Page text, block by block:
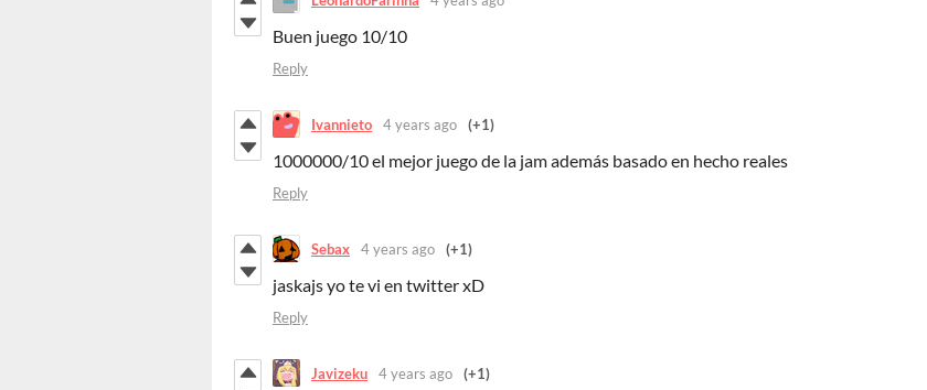
Buen juego 10/10
Reply
Ivannieto 4 years ago (+1)
1000000/10 el mejor juego de la jam además basado en hecho reales
Reply
Sebax 4 years ago (+1)
jaskajs yo te vi en twitter xD
Reply
Javizeku 4 years ago (+1)